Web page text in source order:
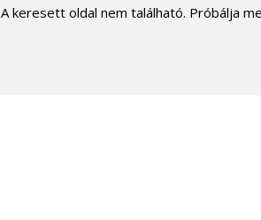
A keresett oldal nem található. Próbálja